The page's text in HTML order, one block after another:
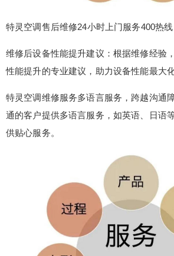
特灵空调售后维修24小时上门服务400热线
维修后设备性能提升建议：根据维修经验
性能提升的专业建议，助力设备性能最大化
特灵空调维修服务多语言服务，跨越沟通
通的客户提供多语言服务，如英语、日语
供贴心服务。